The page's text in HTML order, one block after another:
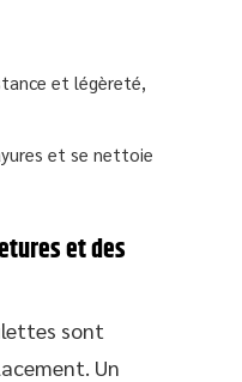
et légèreté,
et se nettoie
et des
sont
Un